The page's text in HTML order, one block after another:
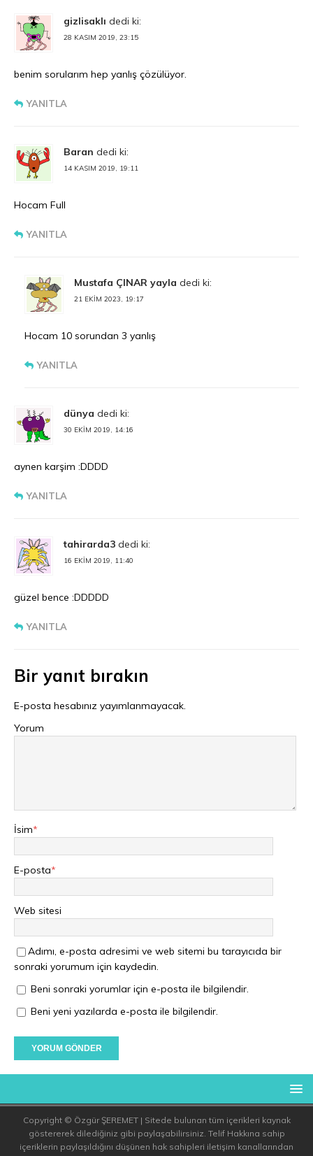
gizlisaklı dedi ki:
28 KASIM 2019, 23:15
benim sorularım hep yanlış çözülüyor.
YANITLA
Baran dedi ki:
14 KASIM 2019, 19:11
Hocam Full
YANITLA
Mustafa ÇINAR yayla dedi ki:
21 EKIM 2023, 19:17
Hocam 10 sorundan 3 yanlış
YANITLA
dünya dedi ki:
30 EKIM 2019, 14:16
aynen karşim :DDDD
YANITLA
tahirarda3 dedi ki:
16 EKIM 2019, 11:40
güzel bence :DDDDD
YANITLA
Bir yanıt bırakın
E-posta hesabınız yayımlanmayacak.
Yorum
İsim*
E-posta*
Web sitesi
Adımı, e-posta adresimi ve web sitemi bu tarayıcıda bir
sonraki yorumum için kaydedin.
Beni sonraki yorumlar için e-posta ile bilgilendir.
Beni yeni yazılarda e-posta ile bilgilendir.
Copyright © Özgür ŞEREMET | Sitede bulunan tüm içerikleri kaynak
göstererek dilediğiniz gibi paylaşabilirsiniz. Telif Hakkına sahip
içeriklerin paylaşıldığını düşünen hak sahipleri iletişim kanallarından